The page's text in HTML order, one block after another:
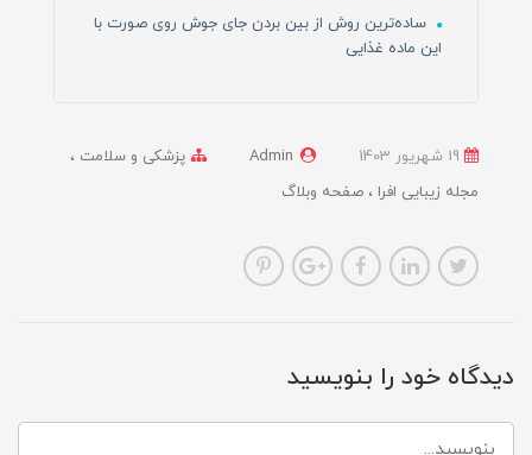
ساده‌ترین روش از بین بردن جای جوش روی صورت با
این ماده غذایی
Admin
پزشکی و سلامت
مجله زیبایی افرا
صفحه وبلاگ
دیدگاه خود را بنویسید